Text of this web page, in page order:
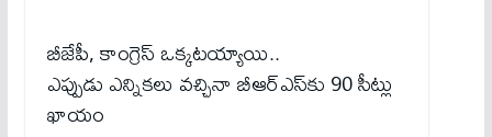
బీజేపీ, కాంగ్రెస్‌ ఒక్కటయ్యాయి..
ఎప్పుడు ఎన్నికలు వచ్చినా బీఆర్ఎస్‌కు 90 సీట్లు
ఖాయం